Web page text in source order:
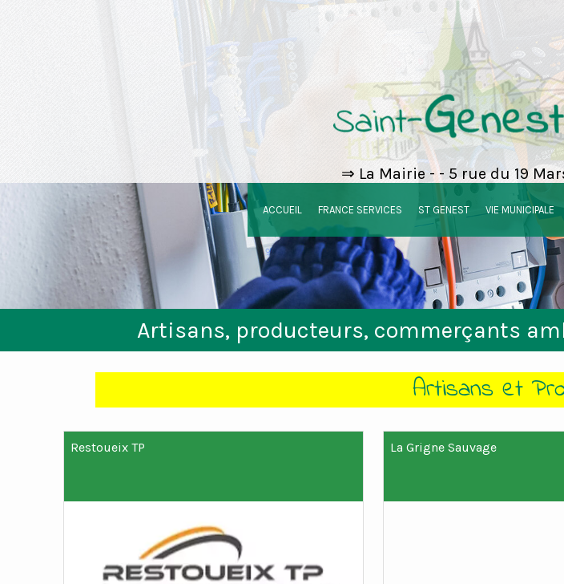
⇒ La Mairie - - 5 rue du 19
ACCUEIL FRANCE SERVICES ST GENEST VIE MUNICIPALE
Artisans, producteurs, commerçants
Artisans et
Restoueix TP La Grigne Sauvage